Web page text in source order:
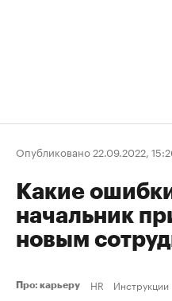
Опубликовано 22.09.2022,
Какие
начальник
новым
Про: карьеру HR Инструкции